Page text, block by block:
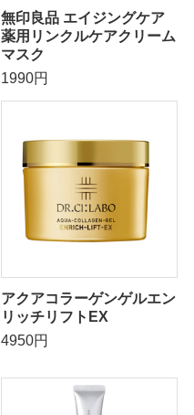
無印良品 エイジングケア
薬用リンクルケアクリーム
マスク
1990円
アクアコラーゲンゲルエン
リッチリフトEX
4950円